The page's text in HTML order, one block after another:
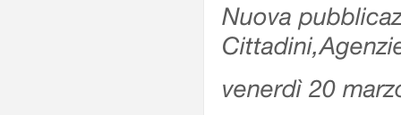
Nuova
venerdì 20